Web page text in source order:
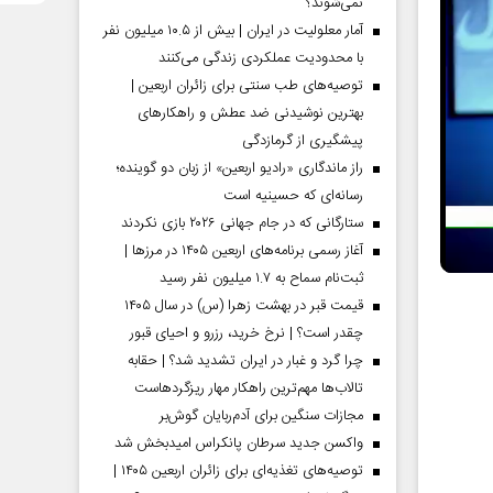
آمار معلولیت در ایران | بیش از ۱۰.۵ میلیون نفر
با محدودیت عملکردی زندگی می‌کنند
توصیه‌های طب سنتی برای زائران اربعین |
بهترین نوشیدنی ضد عطش و راهکارهای
پیشگیری از گرمازدگی
راز ماندگاری «رادیو اربعین» از زبان دو گوینده؛
رسانه‌ای که حسینیه است
ستارگانی که در جام جهانی ۲۰۲۶ بازی نکردند
آغاز رسمی برنامه‌های اربعین ۱۴۰۵ در مرز‌ها |
ثبت‌نام سماح به ۱.۷ میلیون نفر رسید
قیمت قبر در بهشت زهرا (س) در سال ۱۴۰۵
چقدر است؟ | نرخ خرید، رزرو و احیای قبور
چرا گرد و غبار در ایران تشدید شد؟ | حقابه
تالاب‌ها مهم‌ترین راهکار مهار ریزگردهاست
مجازات سنگین برای آدم‌ربایان گوش‌بر
واکسن جدید سرطان پانکراس امیدبخش شد
توصیه‌های تغذیه‌ای برای زائران اربعین ۱۴۰۵ |